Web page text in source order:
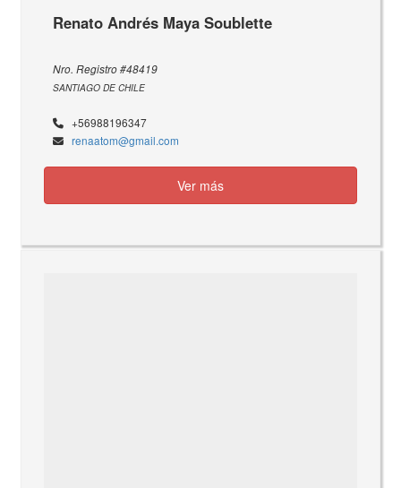
Renato Andrés Maya Soublette
Nro. Registro #48419
SANTIAGO DE CHILE
+56988196347
renaatom@gmail.com
Ver más